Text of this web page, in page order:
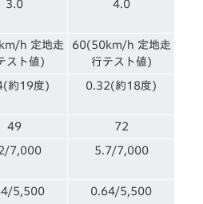
3.0 4.0
h 定地走
スト値)
60(50km/h 定地走
行テスト値)
約19度) 0.32(約18度)
49 72
7,000 5.7/7,000
5,500 0.64/5,500